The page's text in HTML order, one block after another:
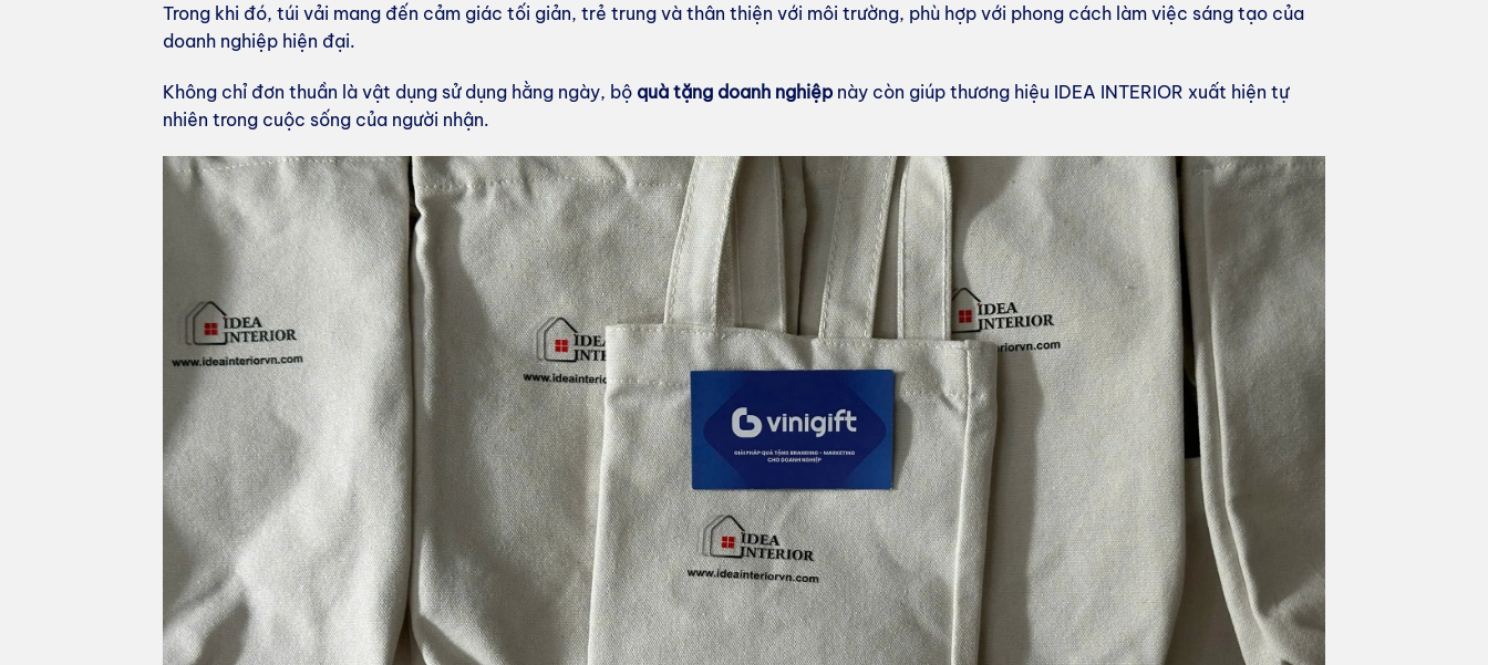
Trong khi đó, túi vải mang đến cảm giác tối giản, trẻ trung và thân thiện với môi trường, phù hợp với phong cách làm việc sáng tạo của
doanh nghiệp hiện đại.
Không chỉ đơn thuần là vật dụng sử dụng hằng ngày, bộ quà tặng doanh nghiệp này còn giúp thương hiệu IDEA INTERIOR xuất hiện tự
nhiên trong cuộc sống của người nhận.